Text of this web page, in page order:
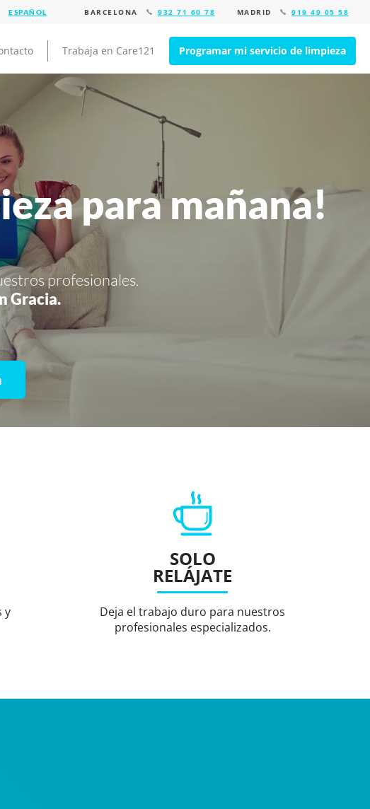
BARCELONA 932 71 60 78 MADRID 919 49 05 58
Trabaja en Care121 Programar mi servicio de limpieza
para mañana!
profesionales.
Gracia.
y
SOLO
RELÁJATE
Deja el trabajo duro para nuestros
profesionales especializados.